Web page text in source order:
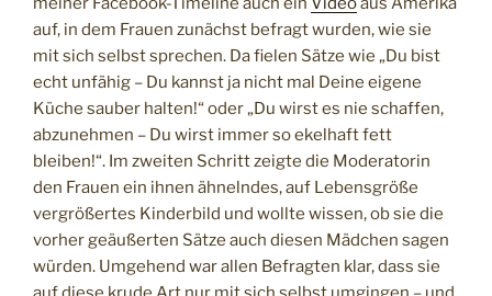
auf, in dem Frauen zunächst befragt wurden, wie sie
mit sich selbst sprechen. Da fielen Sätze wie „Du bist
echt unfähig – Du kannst ja nicht mal Deine eigene
Küche sauber halten!“ oder „Du wirst es nie schaffen,
abzunehmen – Du wirst immer so ekelhaft fett
bleiben!“. Im zweiten Schritt zeigte die Moderatorin
den Frauen ein ihnen ähnelndes, auf Lebensgröße
vergrößertes Kinderbild und wollte wissen, ob sie die
vorher geäußerten Sätze auch diesen Mädchen sagen
würden. Umgehend war allen Befragten klar, dass sie